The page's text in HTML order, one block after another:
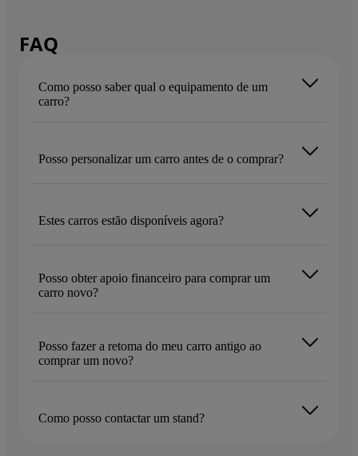
FAQ
Como posso saber qual o equipamento de um
carro?
Posso personalizar um carro antes de o comprar?
Estes carros estão disponíveis agora?
Posso obter apoio financeiro para comprar um
carro novo?
Posso fazer a retoma do meu carro antigo ao
comprar um novo?
Como posso contactar um stand?